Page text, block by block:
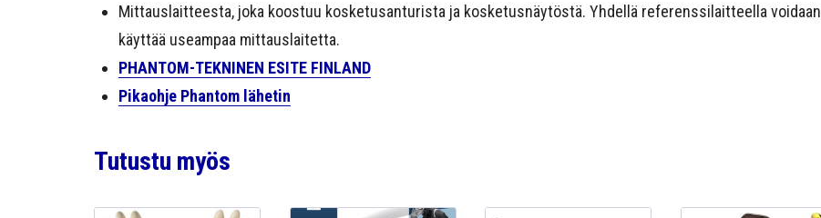
Mittauslaitteesta, joka koostuu kosketusanturista ja kosketusnäytöstä. Yhdellä referenssilaitteella voidaan
käyttää useampaa mittauslaitetta.
PHANTOM-TEKNINEN ESITE FINLAND
Pikaohje Phantom lähetin
Tutustu myös